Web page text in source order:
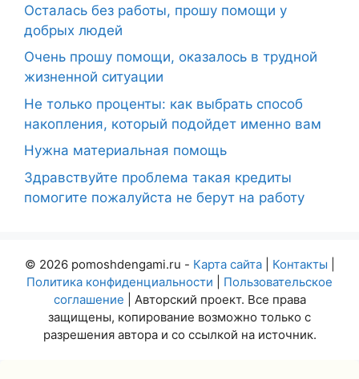
Осталась без работы, прошу помощи у
добрых людей
Очень прошу помощи, оказалось в трудной
жизненной ситуации
Не только проценты: как выбрать способ
накопления, который подойдет именно вам
Нужна материальная помощь
Здравствуйте проблема такая кредиты
помогите пожалуйста не берут на работу
© 2026 pomoshdengami.ru - Карта сайта| Контакты
Политика конфиденциальности
Пользовательское
соглашение | Авторский проект. Все права
защищены, копирование возможно только с
разрешения автора и со ссылкой на источник.